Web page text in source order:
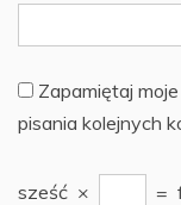
Zapamiętaj
pisania kolejnych
sześć × =